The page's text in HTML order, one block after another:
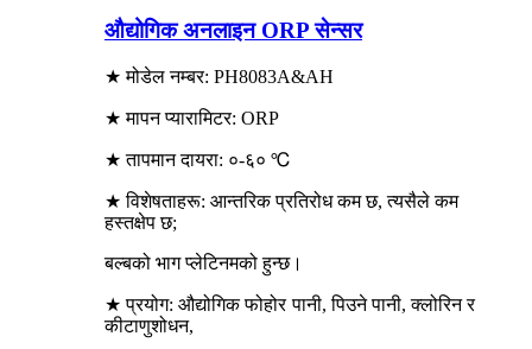
औद्योगिक अनलाइन ORP सेन्सर
★ मोडेल नम्बर: PH8083A&AH
★ मापन प्यारामिटर: ORP
★ तापमान दायरा: ०-६० ℃
★ विशेषताहरू: आन्तरिक प्रतिरोध कम छ, त्यसैले कम
हस्तक्षेप छ;
बल्बको भाग प्लेटिनमको हुन्छ।
★ प्रयोग: औद्योगिक फोहोर पानी, पिउने पानी, क्लोरिन र
कीटाणुशोधन,